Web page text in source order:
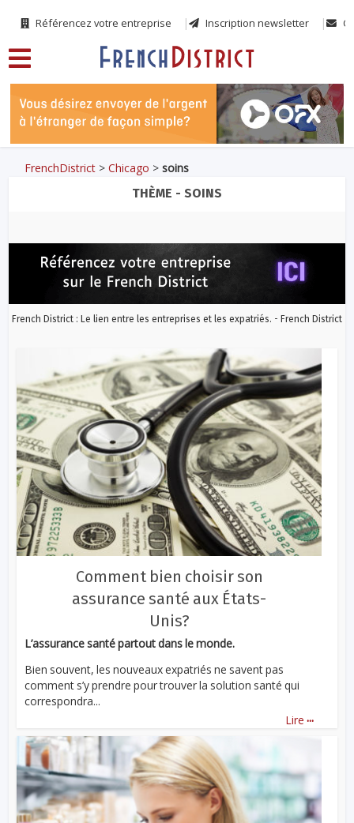
Référencez votre entreprise Inscription newsletter
FrenchDistrict >Chicago >soins
THÈME - SOINS
French District : Le lien entre les entreprises et les expatriés. - French District
Comment bien choisir son
assurance santé aux États-
Unis?
L’assurance santé partout dans le monde.
Bien souvent, les nouveaux expatriés ne savent pas
comment s’y prendre pour trouver la solution santé qui
correspondra...
Lire ...